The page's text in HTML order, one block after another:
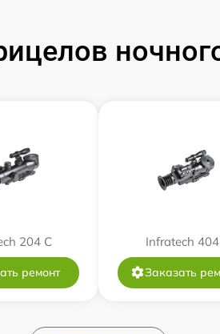
от 60 мин
204 С
ремонт
Infratech
Заказать